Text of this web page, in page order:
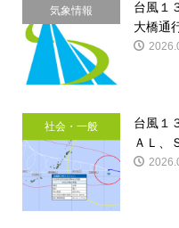
気象情報
台風１
大橋通
社会・一般
台風１
ＡＬ、